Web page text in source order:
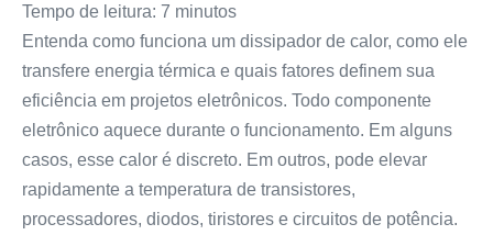
Tempo de leitura: 7 minutos
Entenda como funciona um dissipador de calor, como ele
transfere energia térmica e quais fatores definem sua
eficiência em projetos eletrônicos. Todo componente
eletrônico aquece durante o funcionamento. Em alguns
casos, esse calor é discreto. Em outros, pode elevar
rapidamente a temperatura de transistores,
processadores, diodos, tiristores e circuitos de potência.